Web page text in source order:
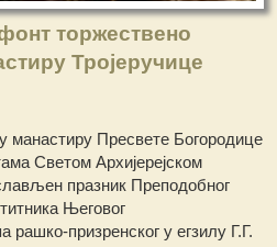
торжествено
Тројеручице
манастиру Пресвете Богородице
Светом Архијерејском
празник Преподобног
Његовог
призренског у егзилу Г.Г.